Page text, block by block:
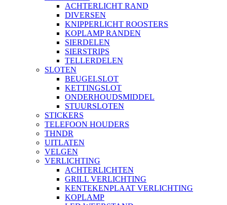
ACHTERLICHT RAND
DIVERSEN
KNIPPERLICHT ROOSTERS
KOPLAMP RANDEN
SIERDELEN
SIERSTRIPS
TELLERDELEN
SLOTEN
BEUGELSLOT
KETTINGSLOT
ONDERHOUDSMIDDEL
STUURSLOTEN
STICKERS
TELEFOON HOUDERS
THNDR
UITLATEN
VELGEN
VERLICHTING
ACHTERLICHTEN
GRILL VERLICHTING
KENTEKENPLAAT VERLICHTING
KOPLAMP